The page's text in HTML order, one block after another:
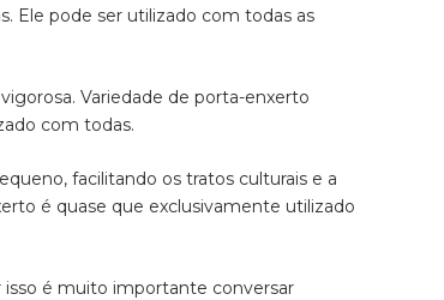
Ele pode ser utilizado com todas as
Variedade de porta-enxerto
com todas.
facilitando os tratos culturais e a
é quase que exclusivamente utilizado
isso é muito importante conversar